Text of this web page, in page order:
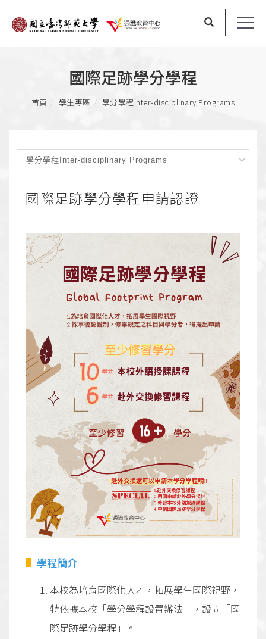
國際足跡學分學程
首頁 學生專區 學分學程Inter-disciplinary Programs
國際足跡學分學程申請認證
學程簡介
本校為培育國際化人才，拓展學生國際視野，
特依據本校「學分學程設置辦法」，設立「國
際足跡學分學程」。